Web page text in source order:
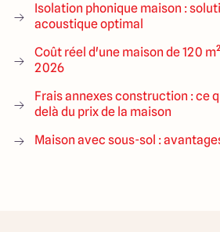
Isolation phonique maison :
acoustique optimal
Coût réel d'une maison de 120
2026
Frais annexes construction : ce
delà du prix de la maison
Maison avec sous-sol :